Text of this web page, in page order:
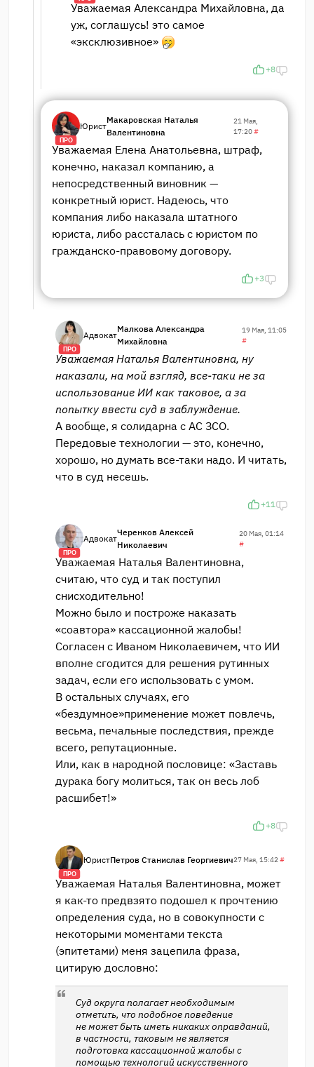
Уважаемая Александра Михайловна, да
уж, соглашусь! это самое
«эксклюзивное»
+8
ПРО
Юрист
Макаровская Наталья
Валентиновна
21 Мая,
17:20#
Уважаемая Елена Анатольевна, штраф,
конечно, наказал компанию, а
непосредственный виновник —
конкретный юрист. Надеюсь, что
компания либо наказала штатного
юриста, либо рассталась с юристом по
гражданско-правовому договору.
+3
ПРО
Адвокат
Малкова Александра
Михайловна
19 Мая, 11:05
#
Уважаемая Наталья Валентиновна, ну
наказали, на мой взгляд, все-таки не за
использование ИИ как таковое, а за
попытку ввести суд в заблуждение.
А вообще, я солидарна с АС ЗСО.
Передовые технологии — это, конечно,
хорошо, но думать все-таки надо. И читать,
что в суд несешь.
+11
ПРО
Адвокат
Черенков Алексей
Николаевич
20 Мая, 01:14
#
Уважаемая Наталья Валентиновна,
считаю, что суд и так поступил
снисходительно!
Можно было и построже наказать
«соавтора» кассационной жалобы!
Согласен с Иваном Николаевичем, что ИИ
вполне сгодится для решения рутинных
задач, если его использовать с умом.
В остальных случаях, его
«бездумное»применение может повлечь,
весьма, печальные последствия, прежде
всего, репутационные.
Или, как в народной пословице: «Заставь
дурака богу молиться, так он весь лоб
расшибет!»
+8
ПРО
ЮристПетров Станислав Георгиевич27 Мая, 15:42#
Уважаемая Наталья Валентиновна, может
я как-то предвзято подошел к прочтению
определения суда, но в совокупности с
некоторыми моментами текста
(эпитетами) меня зацепила фраза,
цитирую дословно:
Суд округа полагает необходимым
отметить, что подобное поведение
не может быть иметь никаких оправданий,
в частности, таковым не является
подготовка кассационной жалобы с
помощью технологий искусственного